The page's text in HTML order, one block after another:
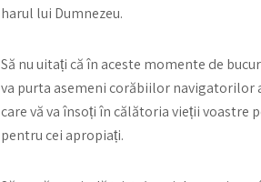
harul lui Dumnezeu.
Să nu uitați că în aceste momente de
va purta asemeni corăbiilor navigatorilor
care vă va însoți în călătoria vieții voastre
pentru cei apropiați.